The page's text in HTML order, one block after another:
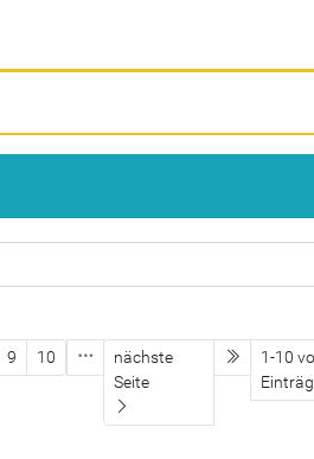
9 10
nächste
Seite
letzte1-10